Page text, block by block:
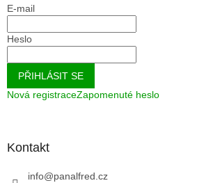
E-mail
Heslo
PŘIHLÁSIT SE
Nová registraceZapomenuté heslo
Kontakt
info@panalfred.cz